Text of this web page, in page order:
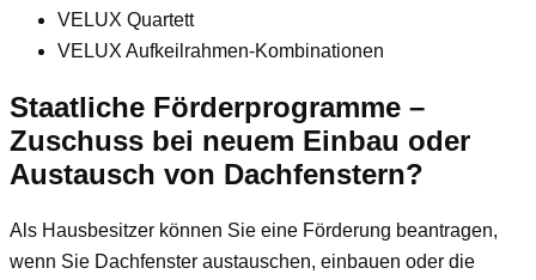
VELUX Quartett
VELUX Aufkeilrahmen-Kombinationen
Staatliche Förderprogramme –
Zuschuss bei neuem Einbau oder
Austausch von Dachfenstern?
Als Hausbesitzer können Sie eine Förderung beantragen,
wenn Sie Dachfenster austauschen, einbauen oder die